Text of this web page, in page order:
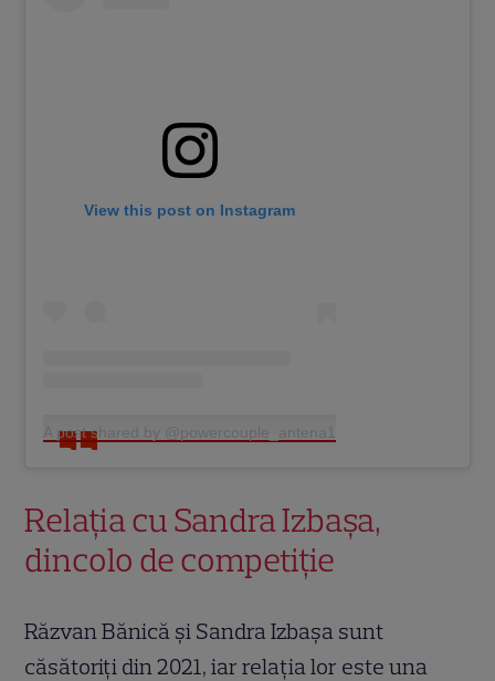
View this post on Instagram
A post shared by @powercouple_antena1
Relația cu Sandra Izbașa,
dincolo de competiție
Răzvan Bănică și Sandra Izbașa sunt
căsătoriți din 2021, iar relația lor este una